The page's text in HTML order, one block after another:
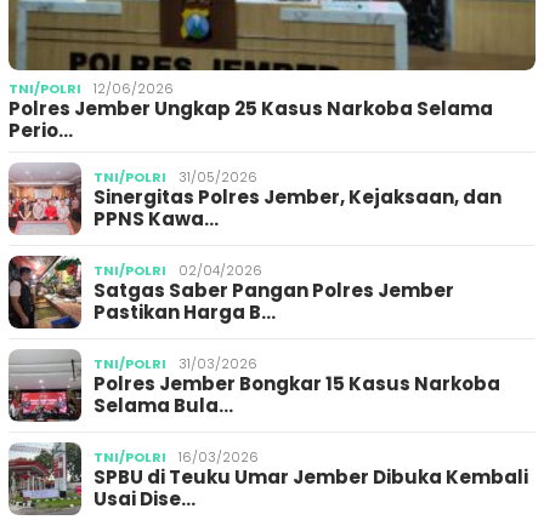
TNI/POLRI 12/06/2026
Polres Jember Ungkap 25 Kasus Narkoba Selama
Perio…
TNI/POLRI 31/05/2026
Sinergitas Polres Jember, Kejaksaan, dan
PPNS Kawa…
TNI/POLRI 02/04/2026
Satgas Saber Pangan Polres Jember
Pastikan Harga B…
TNI/POLRI 31/03/2026
Polres Jember Bongkar 15 Kasus Narkoba
Selama Bula…
TNI/POLRI 16/03/2026
SPBU di Teuku Umar Jember Dibuka Kembali
Usai Dise…